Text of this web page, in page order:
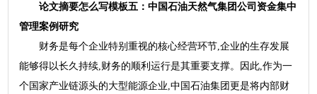
论文摘要怎么写模板五：中国石油天然气集团公司资金集中
管理案例研究
财务是每个企业特别重视的核心经营环节,企业的生存发展
能够得以长久持续,财务的顺利运行是其重要支撑。因此,作为一
个国家产业链源头的大型能源企业,中国石油集团更是将内部财